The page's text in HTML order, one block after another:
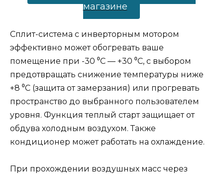
магазине
Сплит-система с инверторным мотором
эффективно может обогревать ваше
помещение при -30 ⁰С — +30 ⁰С, с выбором
предотвращать снижение температуры ниже
+8 ⁰С (защита от замерзания) или прогревать
пространство до выбранного пользователем
уровня. Функция теплый старт защищает от
обдува холодным воздухом. Также
кондиционер может работать на охлаждение.
При прохождении воздушных масс через